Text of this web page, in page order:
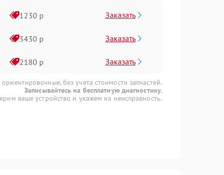
1230 р Заказать
3430 р Заказать
2180 р Заказать
без учета стоимости запчастей.
Записывайтесь на бесплатную диагностику.
ваше устройство и укажем на неисправность.